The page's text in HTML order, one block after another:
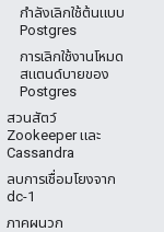
กำลังเลิกใช้ต้นแบบ
Postgres
การเลิกใช้งานโหมด
สแตนด์บายของ
Postgres
สวนสัตว์
Zookeeper และ
Cassandra
ลบการเชื่อมโยงจาก
dc-1
ภาคผนวก